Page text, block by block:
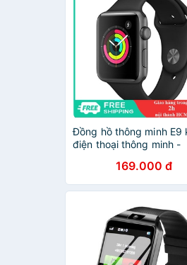
Đồng hồ thông minh E9
điện thoại thông minh -
169.000 đ